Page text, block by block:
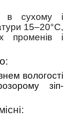
в сухому і
15–20°C,
променів і
вологості
зіп-